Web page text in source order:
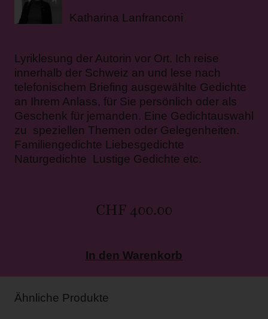
Katharina Lanfranconi
Lyriklesung der Autorin vor Ort. Ich reise
innerhalb der Schweiz an und lese nach
telefonischem Briefing ausgewählte Gedichte
an Ihrem Anlass, für Sie persönlich oder als
Geschenk für jemanden. Eine Gedichtauswahl
zu speziellen Themen oder Gelegenheiten.
Familiengedichte Liebesgedichte
Naturgedichte Lustige Gedichte etc.
CHF 400.00
In den Warenkorb
Ähnliche Produkte